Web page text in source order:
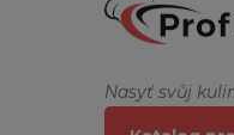
Nasyť svůj